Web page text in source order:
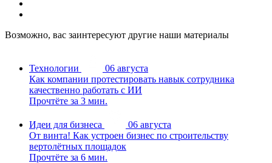
Возможно, вас заинтересуют другие наши материалы
Технологии
06 августа
Как компании протестировать навык сотрудника
качественно работать с ИИ
Прочтёте за 3 мин.
Идеи для бизнеса
06 августа
От винта! Как устроен бизнес по строительству
вертолётных площадок
Прочтёте за 6 мин.